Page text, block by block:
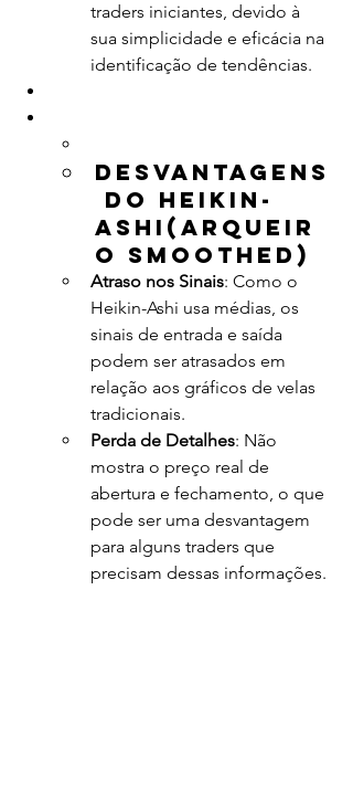
traders iniciantes, devido à
sua simplicidade e eficácia na
identificação de tendências.
Desvantagens
do Heikin-
Ashi(Arqueir
o Smoothed)
Atraso nos Sinais: Como o
Heikin-Ashi usa médias, os
sinais de entrada e saída
podem ser atrasados em
relação aos gráficos de velas
tradicionais.
Perda de Detalhes: Não
mostra o preço real de
abertura e fechamento, o que
pode ser uma desvantagem
para alguns traders que
precisam dessas informações.